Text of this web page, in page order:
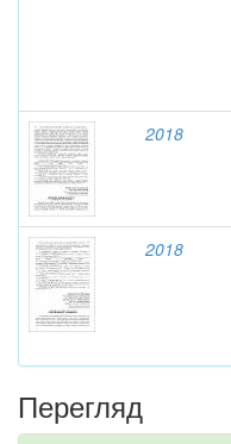
2018
2018
Перегляд